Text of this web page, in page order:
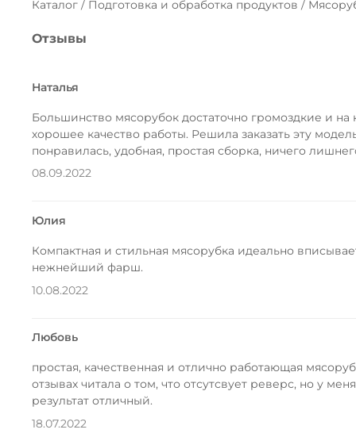
Каталог / Подготовка и обработка продуктов /
Отзывы
Наталья
Большинство мясорубок достаточно громоздкие и
хорошее качество работы. Решила заказать эту
понравилась, удобная, простая сборка, ничего
08.09.2022
Юлия
Компактная и стильная мясорубка идеально
нежнейший фарш.
10.08.2022
Любовь
простая, качественная и отлично работающая
отзывах читала о том, что отсутсвует реверс, но у
результат отличный.
18.07.2022